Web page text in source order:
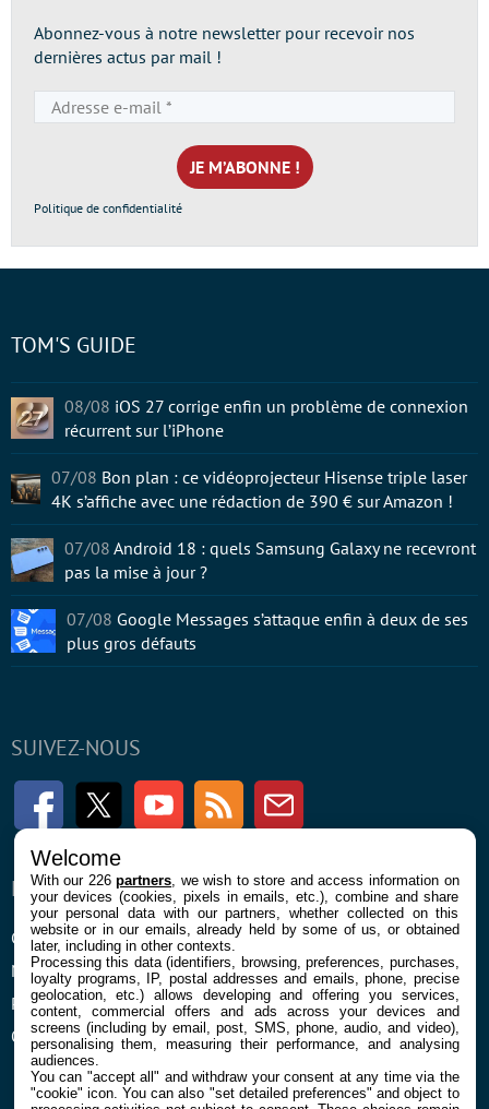
Abonnez-vous à notre newsletter pour recevoir nos
dernières actus par mail !
e-
mail
*
Politique de confidentialité
SUIVEZ-NOUS
FacebookTwitter Youtube RSS Newsletter
ENTREPRISE
Confidentialité et Cookies
Mentions légales et CGU
Préférences Cookies
Qui sommes nous
À PROPOS
Contact
TOM'S GUIDE
08/08 iOS 27 corrige enfin un problème de connexion
récurrent sur l’iPhone
07/08 Bon plan : ce vidéoprojecteur Hisense triple laser
4K s’affiche avec une rédaction de 390 € sur Amazon !
07/08 Android 18 : quels Samsung Galaxy ne recevront
pas la mise à jour ?
07/08 Google Messages s’attaque enfin à deux de ses
plus gros défauts
Welcome
With our 226partners , we wish to store and access information on
your devices (cookies, pixels in emails, etc.), combine and share
your personal data with our partners, whether collected on this
website or in our emails, already held by some of us, or obtained
later, including in other contexts.
Processing this data (identifiers, browsing, preferences, purchases,
loyalty programs, IP, postal addresses and emails, phone, precise
geolocation, etc.) allows developing and offering you services,
content, commercial offers and ads across your devices and
screens (including by email, post, SMS, phone, audio, and video),
personalising them, measuring their performance, and analysing
audiences.
You can "accept all" and withdraw your consent at any time via the
"cookie" icon. You can also "set detailed preferences" and object to